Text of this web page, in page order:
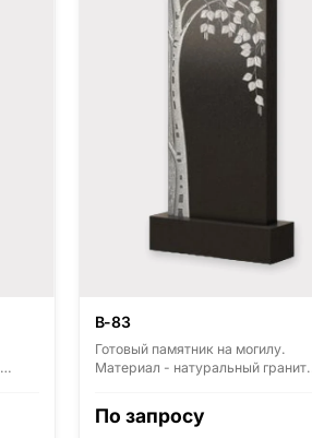
В-83
Готовый памятник на могилу.
Материал - натуральный гранит.
(Россия, Карелия), Дымовский
(Россия, Ленинградская область),
По запросу